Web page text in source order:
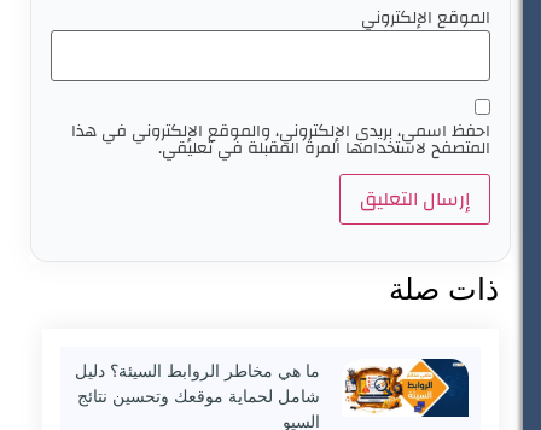
الموقع الإلكتروني
احفظ اسمي، بريدي الإلكتروني، والموقع الإلكتروني في هذا
المتصفح لاستخدامها المرة المقبلة في تعليقي.
ذات صلة
ما هي مخاطر الروابط السيئة؟ دليل
شامل لحماية موقعك وتحسين نتائج
السيو